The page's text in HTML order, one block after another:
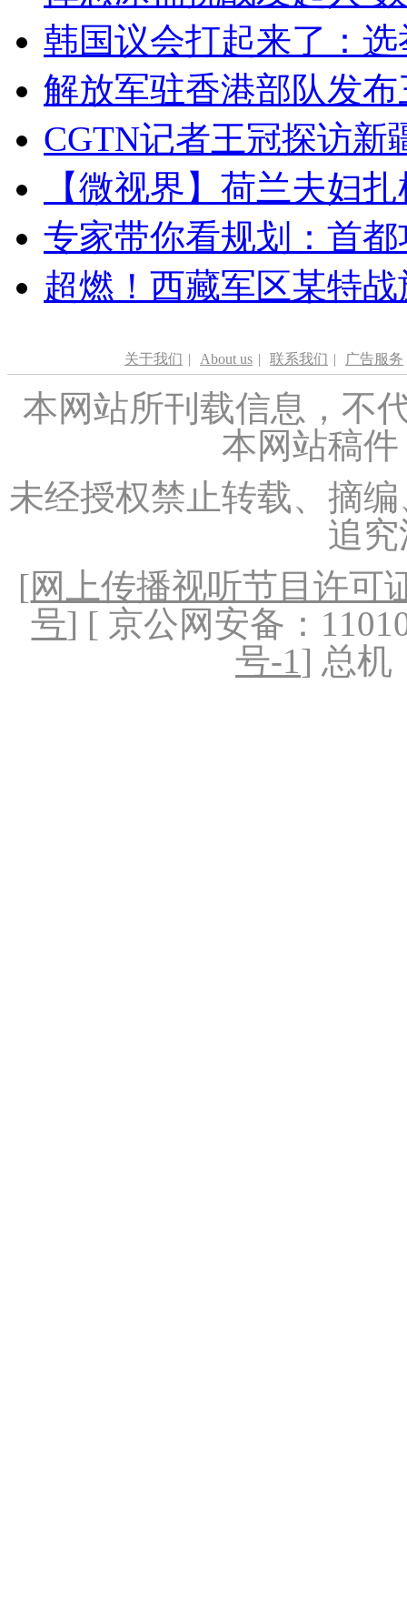
韩国议会打起来了：
解放军驻香港部队发
CGTN记者王冠探访新
【微视界】荷兰夫妇
专家带你看规划：首
超燃！西藏军区某特
关于我们 | About us | 联系我们 | 广告服务
本网站所刊载信息，不
本网站稿
未经授权禁止转载、摘
追
[网上传播视听节目许可
号] [ 京公网安备：
号-1] 总机